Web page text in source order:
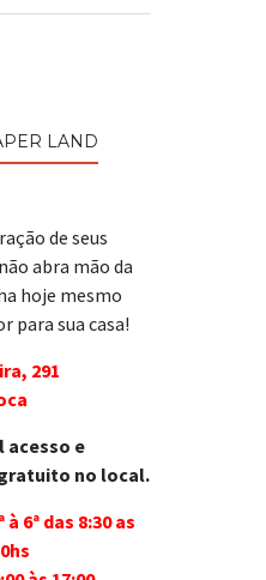
LAND
de seus
abra mão da
hoje mesmo
para sua casa!
291
acesso e
no local.
6ª das 8:30 as